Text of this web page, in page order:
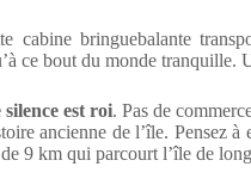
cabine bringuebalante
ce bout du monde tranquille.
silence est roi. Pas de
ancienne de l’île. Pensez
9 km qui parcourt l’île de